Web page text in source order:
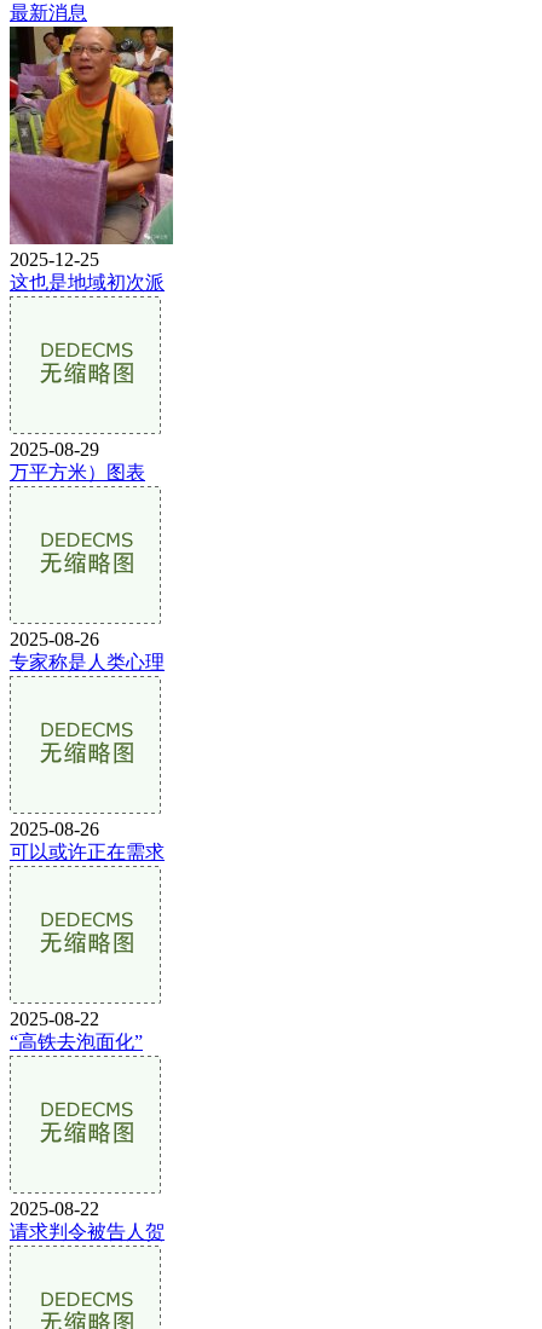
最新消息
2025-12-25
这也是地域初次派
2025-08-29
万平方米）图表
2025-08-26
专家称是人类心理
2025-08-26
可以或许正在需求
2025-08-22
“高铁去泡面化”
2025-08-22
请求判令被告人贺